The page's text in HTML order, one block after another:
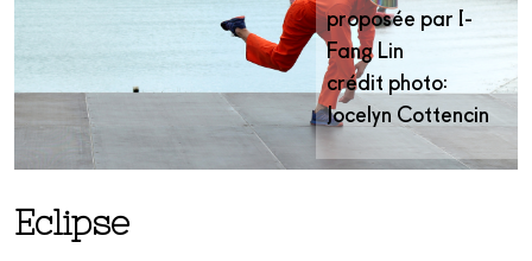
proposée par I-
Fang Lin
crédit photo:
Jocelyn Cottencin
Eclipse